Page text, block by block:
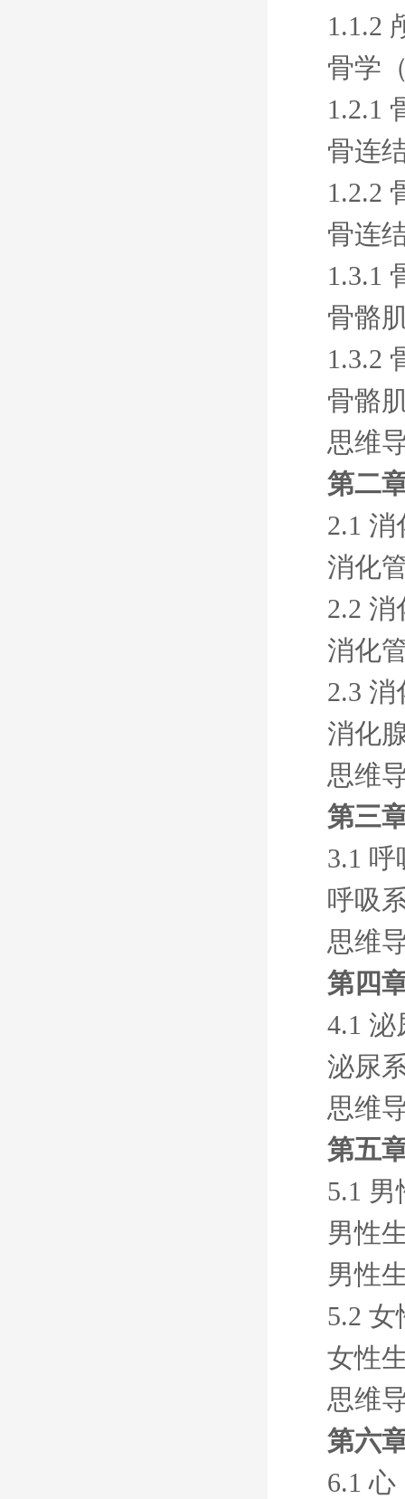
1.1.2
骨学
1.2.1
骨连
1.2.2
骨连
1.3.1
骨骼
1.3.2
骨骼
思维
第二
2.1 消
消化
2.2 消
消化
2.3 消
消化
思维
第三
3.1
呼吸
思维
第四
4.1 泌
泌尿
思维
第五
5.1
男性
男性
5.2
女性
思维
第六
6.1 心